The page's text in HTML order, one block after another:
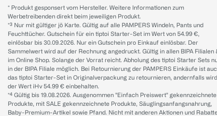
* Produkt gesponsert vom Hersteller. Weitere Informationen zum
Werbetreibenden direkt beim jeweiligen Produkt.
*³ Nur mit gültiger jö Karte. Gültig auf alle PAMPERS Windeln, Pants und
Feuchttücher. Gutschein für ein tiptoi Starter-Set im Wert von 54.99 €,
einlösbar bis 30.09.2026. Nur ein Gutschein pro Einkauf einlösbar. Der
Sammelwert wird auf der Rechnung angedruckt. Gültig in allen BIPA Filialen
im Online Shop. Solange der Vorrat reicht. Abholung des tiptoi Starter Sets
in der BIPA Filiale möglich. Bei Retournierung der PAMPERS Einkäufe ist
das tiptoi Starter-Set in Originalverpackung zu retournieren, andernfalls wird
der Wert iHv 54.99 € einbehalten.
*⁴ Gültig bis 19.08.2026. Ausgenommen "Einfach Preiswert" gekennzeichnete
Produkte, mit SALE gekennzeichnete Produkte, Säuglingsanfangsnahrung,
Baby-Premium-Artikel sowie Pfand. Nicht mit anderen Aktionen und